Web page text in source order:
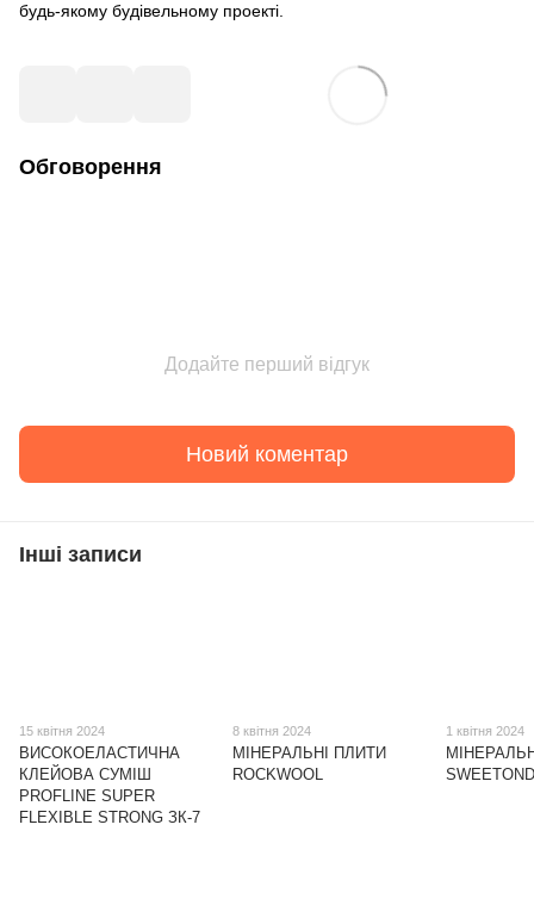
будь-якому будівельному проекті.
Обговорення
Додайте перший відгук
Новий коментар
Інші записи
15 квітня 2024
ВИСОКОЕЛАСТИЧНА
КЛЕЙОВА СУМІШ
PROFLINE SUPER
FLEXIBLE STRONG ЗК-7
8 квітня 2024
МІНЕРАЛЬНІ ПЛИТИ
ROCKWOOL
1 квітня 2024